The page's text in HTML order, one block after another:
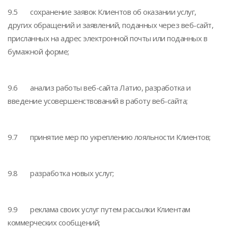
9.5 сохранение заявок Клиентов об оказании услуг,
других обращений и заявлений, поданных через веб-сайт,
присланных на адрес электронной почты или поданных в
бумажной форме;
9.6 анализ работы веб-сайта Латио, разработка и
введение усовершенствований в работу веб-сайта;
9.7 принятие мер по укреплению лояльности Клиентов;
9.8 разработка новых услуг;
9.9 реклама своих услуг путем рассылки Клиентам
коммерческих сообщений;